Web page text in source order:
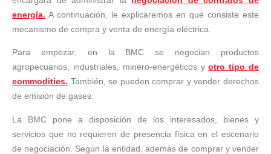
energía. A continuación, le explicaremos en qué consiste este
mecanismo de compra y venta de energía eléctrica.
Para empezar, en la BMC se negocian productos
agropecuarios, industriales, minero-energéticos yotro tipo de
commodities. También, se pueden comprar y vender derechos
de emisión de gases.
La BMC pone a disposición de los interesados, bienes y
servicios que no requieren de presencia física en el escenario
de negociación. Según la entidad, además de comprar y vender